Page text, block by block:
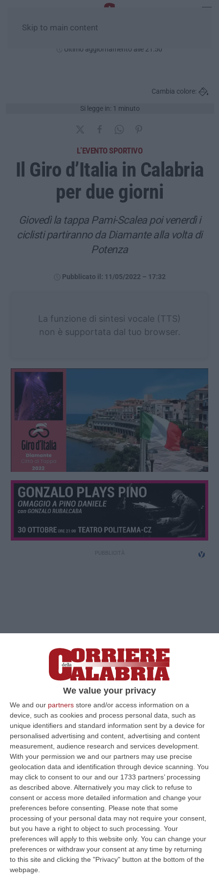
We value your privacy
We and our partners store and/or access information on a
device, such as cookies and process personal data, such as
unique identifiers and standard information sent by a device for
personalised advertising and content, advertising and content
measurement, audience research and services development.
With your permission we and our partners may use precise
geolocation data and identification through device scanning. You
may click to consent to our and our 1733 partners’ processing
as described above. Alternatively you may click to refuse to
consent or access more detailed information and change your
preferences before consenting.
Please note that some
processing of your personal data may not require your consent,
but you have a right to object to such processing. Your
preferences will apply to this website only. You can change your
preferences or withdraw your consent at any time by returning
to this site and clicking the "Privacy" button at the bottom of the
webpage.
Skip to main content
Ultimo aggiornamento alle 21:50
Si legge in: 1 minuto
Cambia colore:
L’EVENTO SPORTIVO
Il Giro d’Italia in Calabria
per due giorni
Giovedì la tappa Pami-Scalea poi venerdì i
ciclisti partiranno da Diamante alla volta di
Potenza
Pubblicato il: 11/05/2022 – 17:32
La funzione di sintesi vocale (TTS)
non è supportata dal tuo browser.
Clicca e segui “Corriere della Calabria” su Google News
DIAMANTEDomani il Giro d’Italia 2022
arriverà in Calabria: con la Palmi – Scalea
(Riviera dei Cedri), una gara di 192 km
considerata non particolarmente
impegnativa, che si snoda soprattutto lungo
la strada statale 18. Unica leggera asperità di